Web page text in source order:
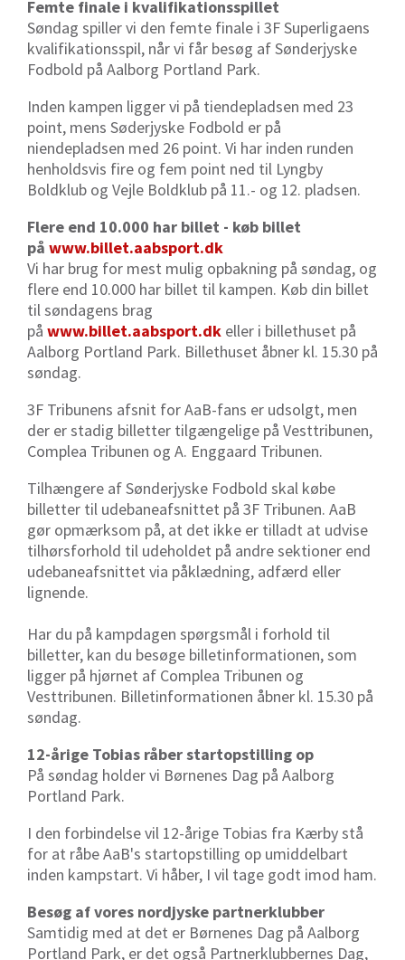
Femte finale i kvalifikationsspillet
Søndag spiller vi den femte finale i 3F Superligaens
kvalifikationsspil, når vi får besøg af Sønderjyske
Fodbold på Aalborg Portland Park.
Inden kampen ligger vi på tiendepladsen med 23
point, mens Søderjyske Fodbold er på
niendepladsen med 26 point. Vi har inden runden
henholdsvis fire og fem point ned til Lyngby
Boldklub og Vejle Boldklub på 11.- og 12. pladsen.
Flere end 10.000 har billet - køb billet
på www.billet.aabsport.dk
Vi har brug for mest mulig opbakning på søndag, og
flere end 10.000 har billet til kampen. Køb din billet
til søndagens brag
på www.billet.aabsport.dk eller i billethuset på
Aalborg Portland Park. Billethuset åbner kl. 15.30 på
søndag.
3F Tribunens afsnit for AaB-fans er udsolgt, men
der er stadig billetter tilgængelige på Vesttribunen,
Complea Tribunen og A. Enggaard Tribunen.
Tilhængere af Sønderjyske Fodbold skal købe
billetter til udebaneafsnittet på 3F Tribunen. AaB
gør opmærksom på, at det ikke er tilladt at udvise
tilhørsforhold til udeholdet på andre sektioner end
udebaneafsnittet via påklædning, adfærd eller
lignende.
Har du på kampdagen spørgsmål i forhold til
billetter, kan du besøge billetinformationen, som
ligger på hjørnet af Complea Tribunen og
Vesttribunen. Billetinformationen åbner kl. 15.30 på
søndag.
12-årige Tobias råber startopstilling op
På søndag holder vi Børnenes Dag på Aalborg
Portland Park.
I den forbindelse vil 12-årige Tobias fra Kærby stå
for at råbe AaB's startopstilling op umiddelbart
inden kampstart. Vi håber, I vil tage godt imod ham.
Besøg af vores nordjyske partnerklubber
Samtidig med at det er Børnenes Dag på Aalborg
Portland Park, er det også Partnerklubbernes Dag,